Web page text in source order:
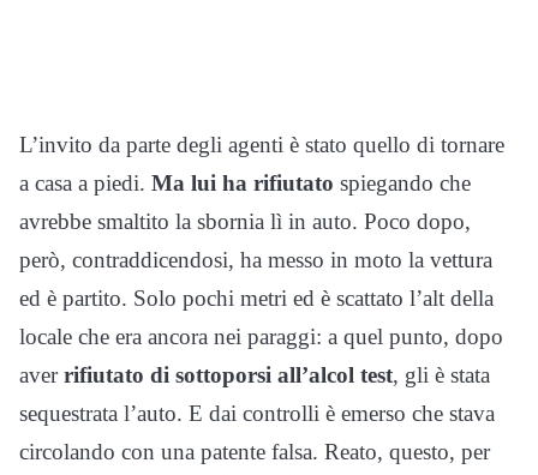
L’invito da parte degli agenti è stato quello di tornare
a casa a piedi. Ma lui ha rifiutato spiegando che
avrebbe smaltito la sbornia lì in auto. Poco dopo,
però, contraddicendosi, ha messo in moto la vettura
ed è partito. Solo pochi metri ed è scattato l’alt della
locale che era ancora nei paraggi: a quel punto, dopo
averrifiutato di sottoporsi all’alcol test, gli è stata
sequestrata l’auto. E dai controlli è emerso che stava
circolando con una patente falsa. Reato, questo, per